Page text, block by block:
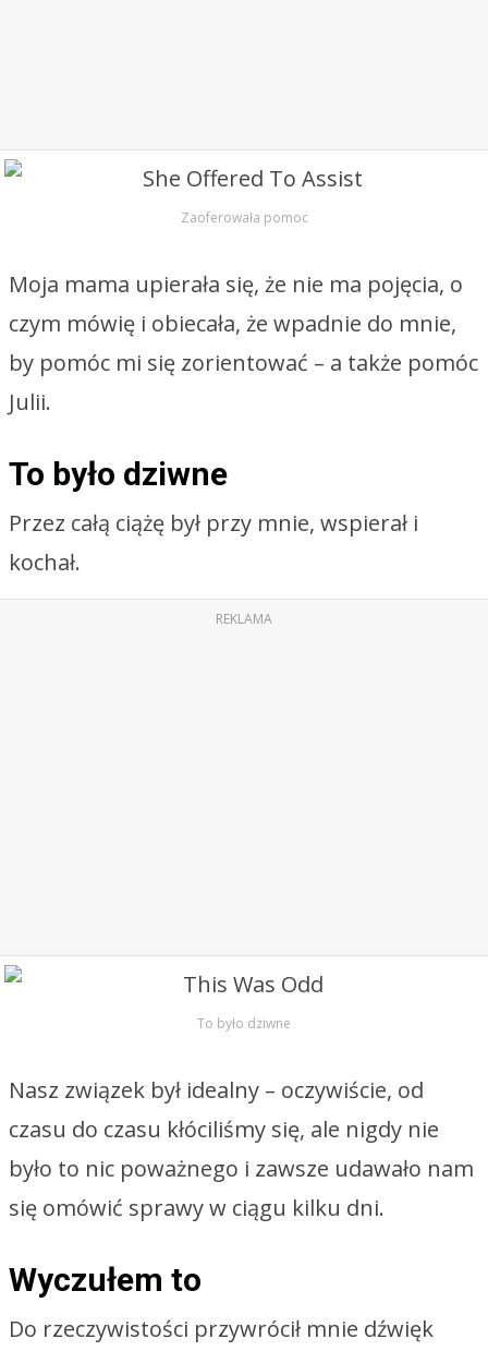
Zaoferowała pomoc
Moja mama upierała się, że nie ma pojęcia, o
czym mówię i obiecała, że wpadnie do mnie,
by pomóc mi się zorientować – a także pomóc
Julii.
To było dziwne
Przez całą ciążę był przy mnie, wspierał i
kochał.
REKLAMA
To było dziwne
Nasz związek był idealny – oczywiście, od
czasu do czasu kłóciliśmy się, ale nigdy nie
było to nic poważnego i zawsze udawało nam
się omówić sprawy w ciągu kilku dni.
Wyczułem to
Do rzeczywistości przywrócił mnie dźwięk